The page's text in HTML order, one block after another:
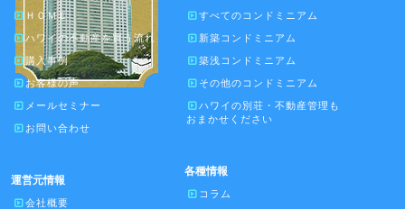
ＨＯＭＥ
ハワイの不動産を買う流れ
購入事例
お客様の声
メールセミナー
お問い合わせ
すべてのコンドミニアム
新築コンドミニアム
築浅コンドミニアム
その他のコンドミニアム
ハワイの別荘・不動産管理も
おまかせください
各種情報
コラム
運営元情報
会社概要